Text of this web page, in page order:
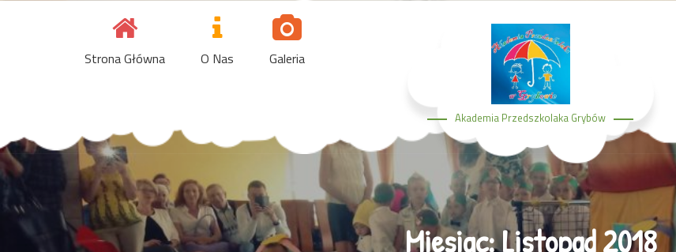
Strona Główna O Nas Galeria
Akademia Przedszkolaka Grybów
Miesiąc:Listopad 2018